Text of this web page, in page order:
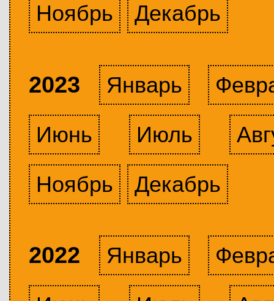
Ноябрь
Декабрь
2023 Январь
Июнь
Июль
Ноябрь
Декабрь
2022 Январь